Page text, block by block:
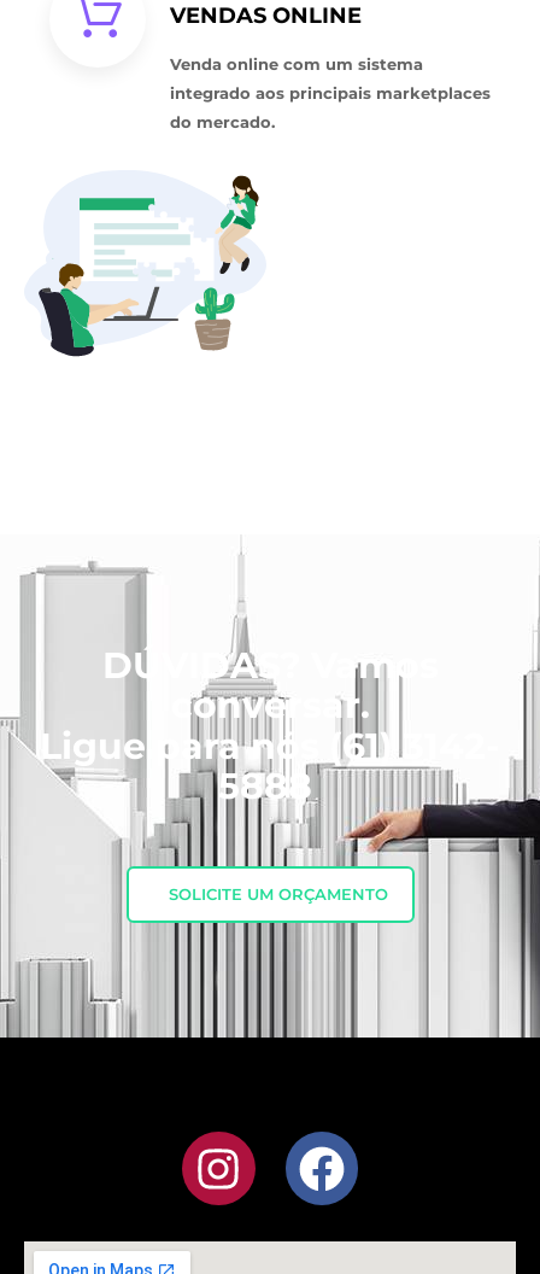
VENDAS ONLINE
Venda online com um sistema
integrado aos principais marketplaces
do mercado.
DÚVIDAS? Vamos
conversar.
Ligue para nós
(61) 3142-
5888
SOLICITE UM ORÇAMENTO